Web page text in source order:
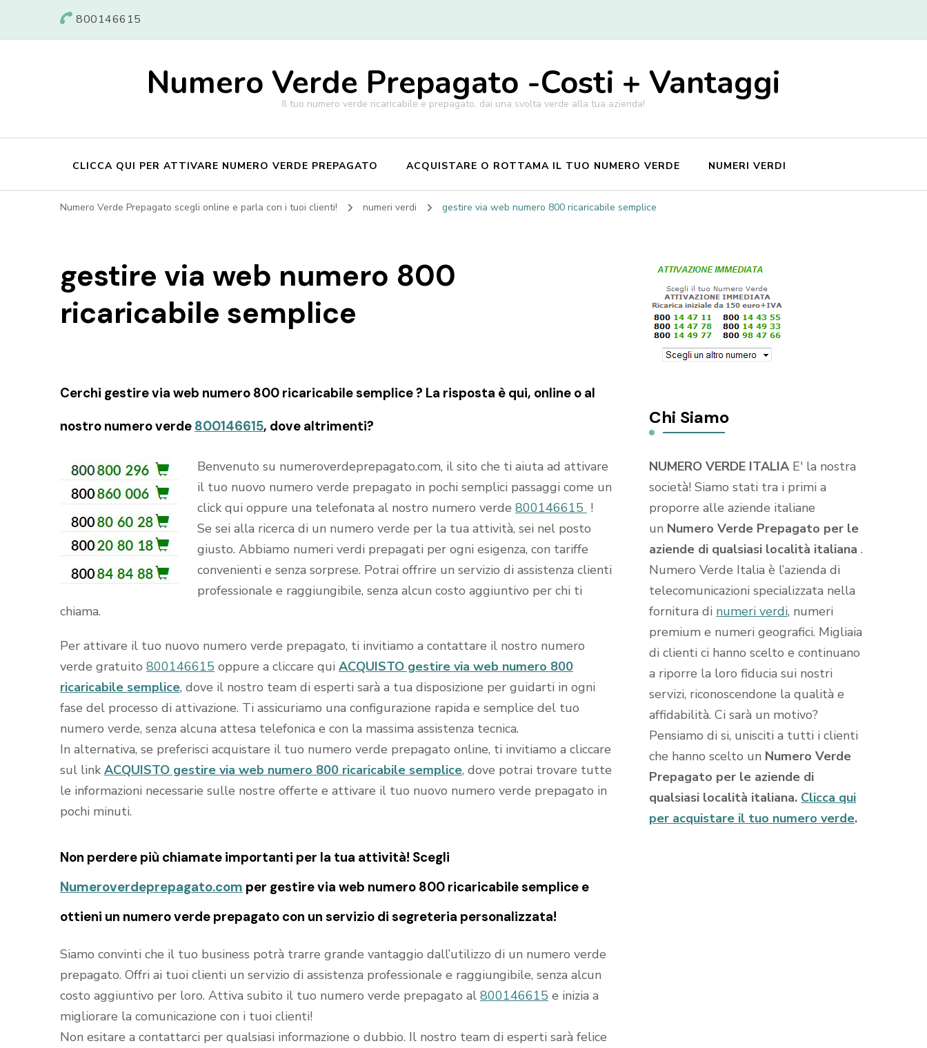
800146615
Numero Verde Prepagato -Costi + Vantaggi
Il tuo numero verde ricaricabile e prepagato, dai una svolta verde alla tua azienda!
CLICCA QUI PER ATTIVARE NUMERO VERDE PREPAGATO ACQUISTARE O ROTTAMA IL TUO NUMERO VERDE NUMERI VERDI
Numero Verde Prepagato scegli online e parla con i tuoi clienti! numeri verdi gestire via web numero 800 ricaricabile semplice
gestire via web numero 800
ricaricabile semplice
Cerchi gestire via web numero 800 ricaricabile semplice ? La risposta è qui, online o al
nostro numero verde 800146615, dove altrimenti?
Benvenuto su numeroverdeprepagato.com, il sito che ti aiuta ad attivare
il tuo nuovo numero verde prepagato in pochi semplici passaggi come un
click qui oppure una telefonata al nostro numero verde 800146615 !
Se sei alla ricerca di un numero verde per la tua attività, sei nel posto
giusto. Abbiamo numeri verdi prepagati per ogni esigenza, con tariffe
convenienti e senza sorprese. Potrai offrire un servizio di assistenza clienti
professionale e raggiungibile, senza alcun costo aggiuntivo per chi ti
chiama.
Per attivare il tuo nuovo numero verde prepagato, ti invitiamo a contattare il nostro numero
verde gratuito 800146615 oppure a cliccare qui ACQUISTO gestire via web numero 800
ricaricabile semplice, dove il nostro team di esperti sarà a tua disposizione per guidarti in ogni
fase del processo di attivazione. Ti assicuriamo una configurazione rapida e semplice del tuo
numero verde, senza alcuna attesa telefonica e con la massima assistenza tecnica.
In alternativa, se preferisci acquistare il tuo numero verde prepagato online, ti invitiamo a cliccare
sul link ACQUISTO gestire via web numero 800 ricaricabile semplice, dove potrai trovare tutte
le informazioni necessarie sulle nostre offerte e attivare il tuo nuovo numero verde prepagato in
pochi minuti.
Non perdere più chiamate importanti per la tua attività! Scegli
Numeroverdeprepagato.com per gestire via web numero 800 ricaricabile semplice e
ottieni un numero verde prepagato con un servizio di segreteria personalizzata!
Siamo convinti che il tuo business potrà trarre grande vantaggio dall’utilizzo di un numero verde
prepagato. Offri ai tuoi clienti un servizio di assistenza professionale e raggiungibile, senza alcun
costo aggiuntivo per loro. Attiva subito il tuo numero verde prepagato al 800146615 e inizia a
migliorare la comunicazione con i tuoi clienti!
Non esitare a contattarci per qualsiasi informazione o dubbio. Il nostro team di esperti sarà felice
Chi Siamo
NUMERO VERDE ITALIAE' la nostra
società! Siamo stati tra i primi a
proporre alle aziende italiane
un Numero Verde Prepagato per le
aziende di qualsiasi località italiana.
Numero Verde Italia è l’azienda di
telecomunicazioni specializzata nella
fornitura di numeri verdi, numeri
premium e numeri geografici. Migliaia
di clienti ci hanno scelto e continuano
a riporre la loro fiducia sui nostri
servizi, riconoscendone la qualità e
affidabilità. Ci sarà un motivo?
Pensiamo di si, unisciti a tutti i clienti
che hanno scelto un Numero Verde
Prepagato per le aziende di
qualsiasi località italiana. Clicca qui
per acquistare il tuo numero verde.